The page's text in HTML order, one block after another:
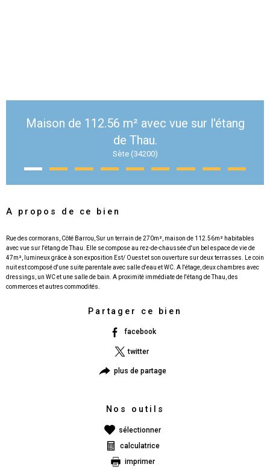
Maison de 112.56 m² avec vue sur l'étang
de Thau.
Sète (34200)
A propos de ce bien
Rue des cormorans, Côté Barrou, Sur un terrain de 270m², maison de 112.56m² habitables
avec vue sur l'étang de Thau. Elle se compose au rez-de-chaussée d'un bel espace de vie de
47m², lumineux grâce à son exposition Est/ Ouest et son ouverture sur deux terrasses. Le coin
nuit est composé d'une suite parentale avec salle d'eau et WC. A l'étage, deux chambres avec
dressings, un WC et une salle de bain. A proximité immédiate de l'étang de Thau, des
Partager ce bien
facebook
twitter
plus de partage
Nos outils
sélectionner
calculatrice
imprimer